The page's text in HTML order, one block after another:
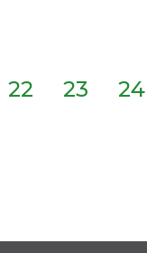
22 23 24